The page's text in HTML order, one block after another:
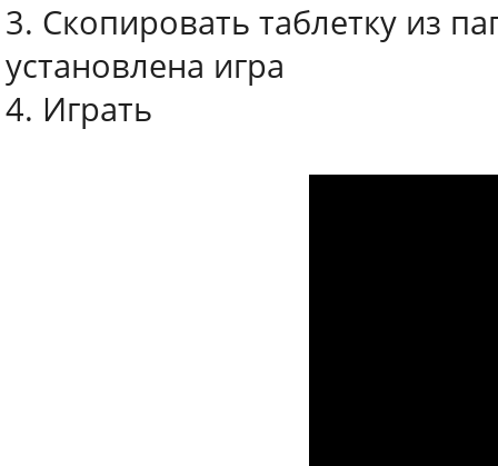
3. Скопировать таблетку из
установлена игра
4. Играть